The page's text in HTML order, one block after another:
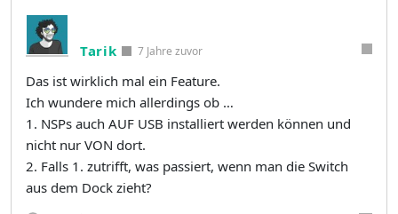
Tarik 7 Jahre zuvor
Das ist wirklich mal ein Feature.
Ich wundere mich allerdings ob …
1. NSPs auch AUF USB installiert werden können und
nicht nur VON dort.
2. Falls 1. zutrifft, was passiert, wenn man die Switch
aus dem Dock zieht?